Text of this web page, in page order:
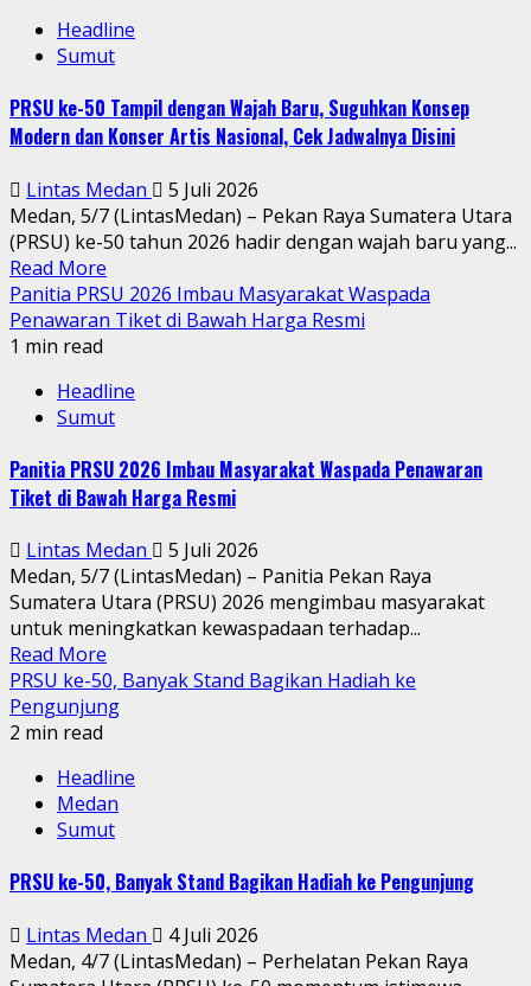
Headline
Sumut
PRSU ke-50 Tampil dengan Wajah Baru, Suguhkan Konsep
Modern dan Konser Artis Nasional, Cek Jadwalnya Disini
Lintas Medan
5 Juli 2026
Medan, 5/7 (LintasMedan) – Pekan Raya Sumatera Utara
(PRSU) ke-50 tahun 2026 hadir dengan wajah baru yang...
Read More
Panitia PRSU 2026 Imbau Masyarakat Waspada
Penawaran Tiket di Bawah Harga Resmi
1 min read
Headline
Sumut
Panitia PRSU 2026 Imbau Masyarakat Waspada Penawaran
Tiket di Bawah Harga Resmi
Lintas Medan
5 Juli 2026
Medan, 5/7 (LintasMedan) – Panitia Pekan Raya
Sumatera Utara (PRSU) 2026 mengimbau masyarakat
untuk meningkatkan kewaspadaan terhadap...
Read More
PRSU ke-50, Banyak Stand Bagikan Hadiah ke
Pengunjung
2 min read
Headline
Medan
Sumut
PRSU ke-50, Banyak Stand Bagikan Hadiah ke Pengunjung
Lintas Medan
4 Juli 2026
Medan, 4/7 (LintasMedan) – Perhelatan Pekan Raya